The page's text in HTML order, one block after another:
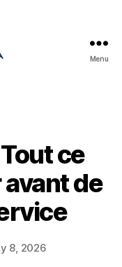
Menu
ce
avant de
8, 2026